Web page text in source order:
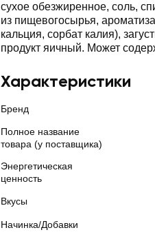
сухое обезжиренное, соль,
из пищевогосырья,
кальция, сорбат калия),
продукт яичный. Может
Характеристики
Бренд
Полное название
товара (у поставщика)
Энергетическая
ценность
Вкусы
Начинка/Добавки